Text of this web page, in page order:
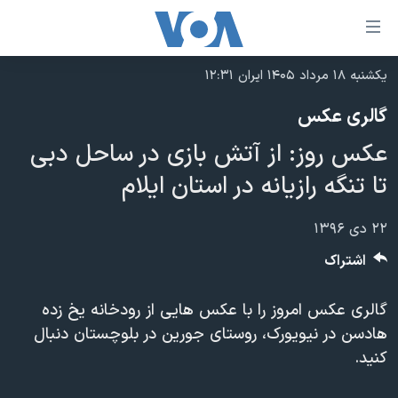
لینکهای
قابل
دسترسی
جهش
محتوای
اصلی
به
صفحه
جهش
جستجو
نسخه سبک وب‌سایت
موضوع ها
ایران
آمریکا
جهان
گزیده‌ها
برنامه های تلویزیونی
جدول برنامه ها
صفحه‌های ویژه
عملیات خشم حماسی
پخش رادیویی
یادگیری زبان انگلیسی
یکشنبه ۱۸ مرداد ۱۴۰۵ ایران ۱۲:۳۱
گالری عکس
عکس روز: از آتش بازی در ساحل دبی
تا تنگه رازیانه در استان ایلام
۲۲ دی ۱۳۹۶
گالری عکس امروز را با عکس هایی از رودخانه یخ زده
هادسن در نیویورک، روستای جورین در بلوچستان دنبال
کنید.
اشتراک